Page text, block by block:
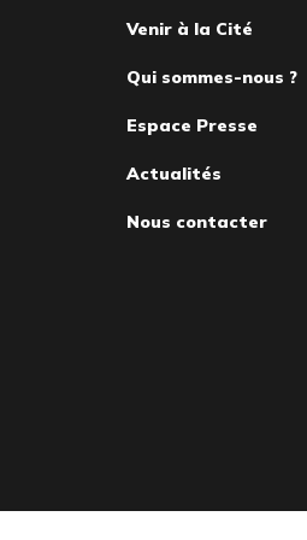
de
page
Venir à la Cité
Qui sommes-nous ?
Espace Presse
Actualités
Nous contacter